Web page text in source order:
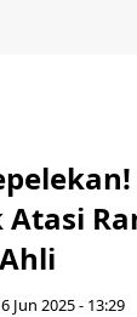
Jun 2025 - 13:29